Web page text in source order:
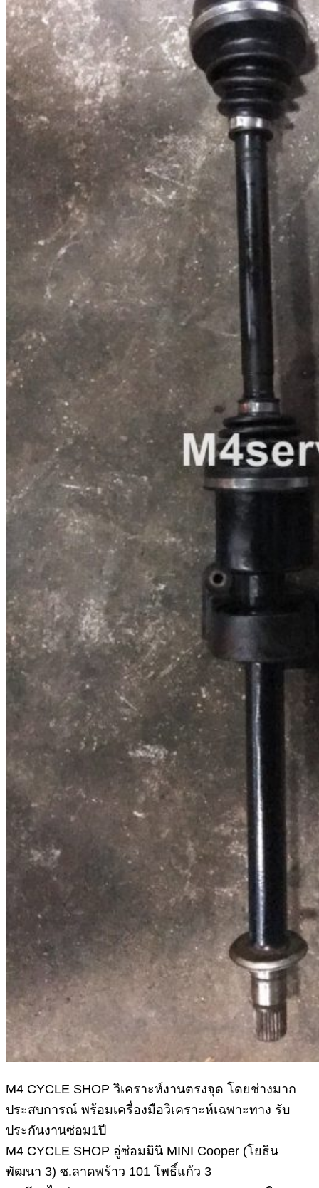
M4 CYCLE SHOP วิเคราะห์งานตรงจุด โดยช่างมาก
ประสบการณ์ พร้อมเครื่องมือวิเคราะห์เฉพาะทาง รับ
ประกันงานซ่อม1ปี
M4 CYCLE SHOP อู่ซ่อมมินิ MINI Cooper (โยธิน
พัฒนา 3) ซ.ลาดพร้าว 101 โพธิ์แก้ว 3